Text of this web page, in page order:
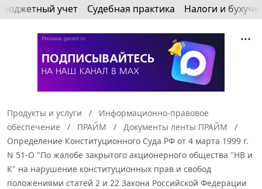
Бюджетный учет Судебная практика Налоги и
Продукты и услуги
Информационно-правовое
обеспечение
ПРАЙМ
Документы ленты ПРАЙМ
Определение Конституционного Суда РФ от 4 марта 1999 г.
N 51-О "По жалобе закрытого акционерного общества "НВ и
К" на нарушение конституционных прав и свобод
положениями статей 2 и 22 Закона Российской Федерации